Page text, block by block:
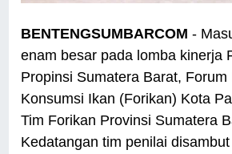
BENTENGSUMBARCOM -
enam besar pada lomba kinerja
Propinsi Sumatera Barat, Forum
Konsumsi Ikan (Forikan) Kota
Tim Forikan Provinsi Sumatera
Kedatangan tim penilai